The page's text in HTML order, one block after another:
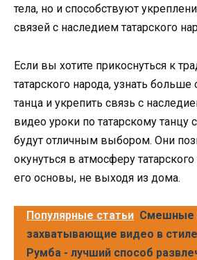
тела, но и способствуют
связей с наследием татарского
Если вы хотите прикоснуться к
татарского народа, узнать больше
танца и укрепить связь с
видео уроки по татарскому танцу
будут отличным выбором. Они
окунуться в атмосферу
его основы, не выходя из дома.
Популярные статьи Смешные
захватывающие видео в стиле
Румба - лучший способ